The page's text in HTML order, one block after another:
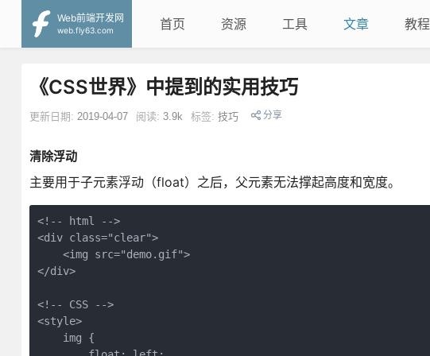
Web前端开发网
web.fly63.com
首页 资源 工具 文章 教程
《CSS世界》中提到的实用技巧
更新日期: 2019-04-07 阅读: 3.9k 标签: 技巧 分享
清除浮动
主要用于子元素浮动（float）之后，父元素无法撑起高度和宽度。
<!-- html -->
<div class="clear">
    <img src="demo.gif">
</div>
<!-- CSS -->
<style>
    img {